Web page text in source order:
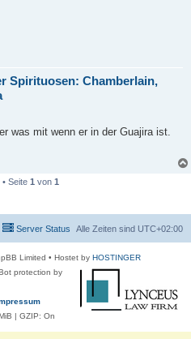
Spirituosen: Chamberlain,
was mit wenn er in der Guajira ist.
Seite 1 von 1
Alle Zeiten sind UTC+02:00
Server Status
Limited • Hostet by HOSTINGER
protection by
| GZIP: On